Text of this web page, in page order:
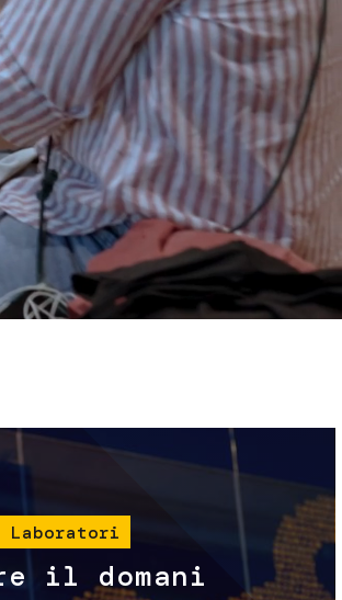
Biglietti
Laboratori
il domani